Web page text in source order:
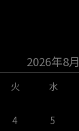
2026年8月
火 水
4 5